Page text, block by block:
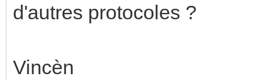
d'autres protocoles ?
Vincèn